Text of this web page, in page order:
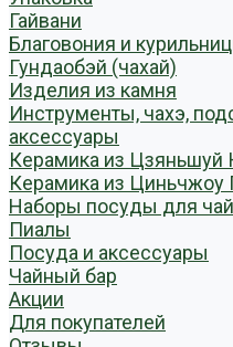
Гайвани
Благовония и
Гундаобэй (чахай)
Изделия из камня
Инструменты, чахэ,
аксессуары
Керамика из Цзяньшуй
Керамика из Циньчжоу
Наборы посуды для
Пиалы
Посуда и аксессуары
Чайный бар
Акции
Для покупателей